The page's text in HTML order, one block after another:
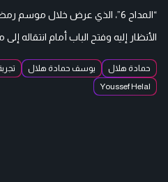
الأنظار إليه وفتح الباب أمام انتقاله
حمادة هلال يوسف حمادة هلال
Youssef Helal